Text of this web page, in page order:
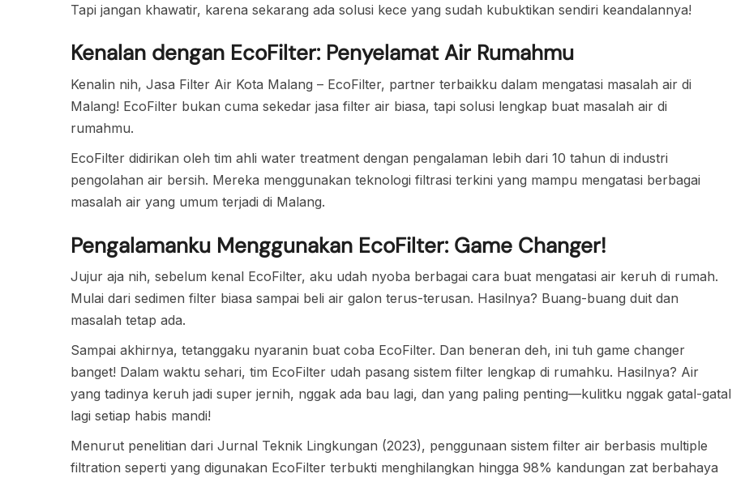
Tapi jangan khawatir, karena sekarang ada solusi kece yang sudah kubuktikan sendiri keandalannya!
Kenalan dengan EcoFilter: Penyelamat Air Rumahmu
Kenalin nih, Jasa Filter Air Kota Malang – EcoFilter, partner terbaikku dalam mengatasi masalah air di
Malang! EcoFilter bukan cuma sekedar jasa filter air biasa, tapi solusi lengkap buat masalah air di
rumahmu.
EcoFilter didirikan oleh tim ahli water treatment dengan pengalaman lebih dari 10 tahun di industri
pengolahan air bersih. Mereka menggunakan teknologi filtrasi terkini yang mampu mengatasi berbagai
masalah air yang umum terjadi di Malang.
Pengalamanku Menggunakan EcoFilter: Game Changer!
Jujur aja nih, sebelum kenal EcoFilter, aku udah nyoba berbagai cara buat mengatasi air keruh di rumah.
Mulai dari sedimen filter biasa sampai beli air galon terus-terusan. Hasilnya? Buang-buang duit dan
masalah tetap ada.
Sampai akhirnya, tetanggaku nyaranin buat coba EcoFilter. Dan beneran deh, ini tuh game changer
banget! Dalam waktu sehari, tim EcoFilter udah pasang sistem filter lengkap di rumahku. Hasilnya? Air
yang tadinya keruh jadi super jernih, nggak ada bau lagi, dan yang paling penting—kulitku nggak gatal-gatal
lagi setiap habis mandi!
Menurut penelitian dari Jurnal Teknik Lingkungan (2023), penggunaan sistem filter air berbasis multiple
filtration seperti yang digunakan EcoFilter terbukti menghilangkan hingga 98% kandungan zat berbahaya